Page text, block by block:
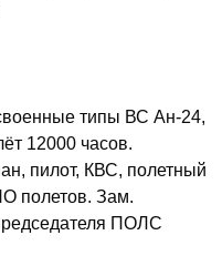
типы ВС Ан-24,
12000 часов.
пилот, КВС, полетный
полетов. Зам.
ПОЛС